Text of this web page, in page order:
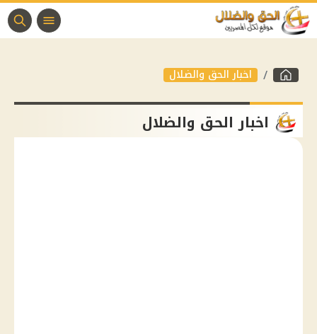
اخبار الحق والضلال
اخبار الحق والضلال